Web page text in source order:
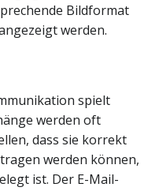
Bildformat
werden.
spielt
werden oft
dass sie korrekt
werden können,
ist. Der E-Mail-